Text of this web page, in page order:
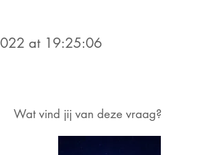
at 19:25:06
Wat vind jij van deze vraag?